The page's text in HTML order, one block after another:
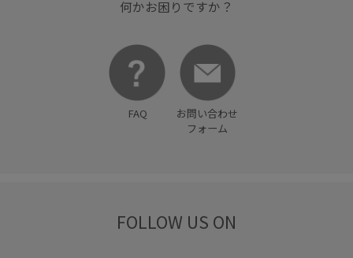
何かお困りですか？
FAQ
お問い合わせ
フォーム
FOLLOW US ON